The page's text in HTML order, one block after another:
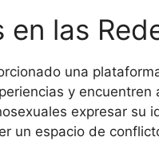
en las
una
y
expresar su
un espacio de